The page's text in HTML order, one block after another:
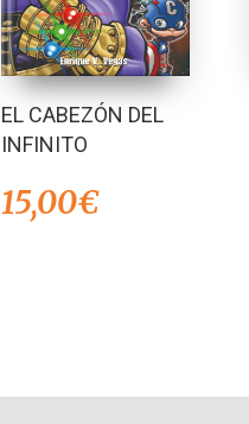
EL CABEZÓN DEL
INFINITO
15,00€